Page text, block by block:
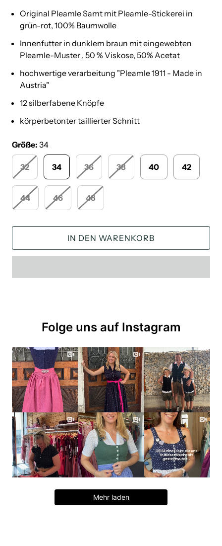
Original Pleamle Samt mit Pleamle-Stickerei in
grün-rot, 100% Baumwolle
Innenfutter in dunklem braun mit eingewebten
Pleamle-Muster , 50 % Viskose, 50% Acetat
hochwertige verarbeitung "Pleamle 1911 - Made in
Austria"
12 silberfabene Knöpfe
körperbetonter taillierter Schnitt
Größe: 34
32 34 36 38 40 42
44 46 48
IN DEN WARENKORB
Folge uns auf Instagram
Mehr laden